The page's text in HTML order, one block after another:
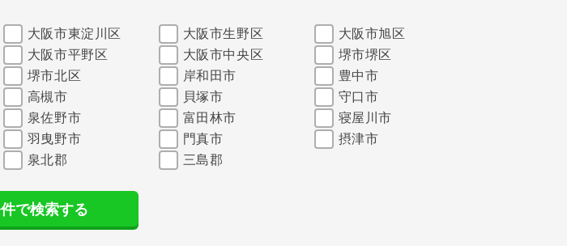
大阪市東淀川区 大阪市生野区
大阪市旭区
大阪市平野区 大阪市中央区
堺市堺区
堺市北区 岸和田市
豊中市
高槻市 貝塚市
守口市
泉佐野市 富田林市
寝屋川市
羽曳野市 門真市
摂津市
泉北郡 三島郡
で検索する